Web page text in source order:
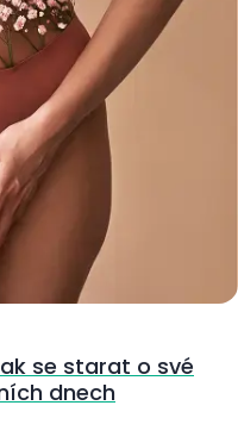
se starat o své
dnech